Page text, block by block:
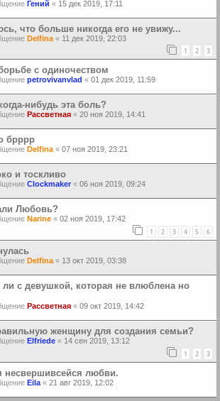
Гений « 15 дек 2019, 17:11
что больше никогда его не увижу...
Delfina « 11 дек 2019, 22:03
1 2 3
с одиночеством
petrovivanvlad « 01 дек 2019, 11:59
нибудь эта боль?
Рассветная « 20 ноя 2019, 14:41
брррр
Delfina « 07 ноя 2019, 23:21
и тоскливо
Clockmaker « 06 ноя 2019, 09:24
Любовь?
Narine « 02 ноя 2019, 17:42
1 2 3 4 5 6
Delfina « 13 окт 2019, 03:38
ли с девушкой, которая не влюблена но
Рассветная « 09 окт 2019, 14:42
женщину для создания семьи?
Elfriede « 14 сен 2019, 13:12
1 2 3
несвершивсейся любви.
Eila « 21 авг 2019, 12:02